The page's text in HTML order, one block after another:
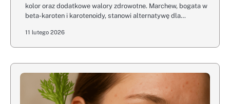
kolor oraz dodatkowe walory zdrowotne. Marchew, bogata w
beta-karoten i karotenoidy, stanowi alternatywę dla…
11 lutego 2026